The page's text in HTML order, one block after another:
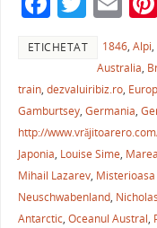
o
k
c
e
b
o
o
k
w
itt
er
m
ai
l
ETICHETAT 1846,Alpi,
Australia,
train, dezvaluiribiz.ro,
Gamburtsey, Germania,
http://
Japonia, Louise Sime,
Mihail Lazarev,
Neuschwabenland,
Antarctic, Oceanul Austral,